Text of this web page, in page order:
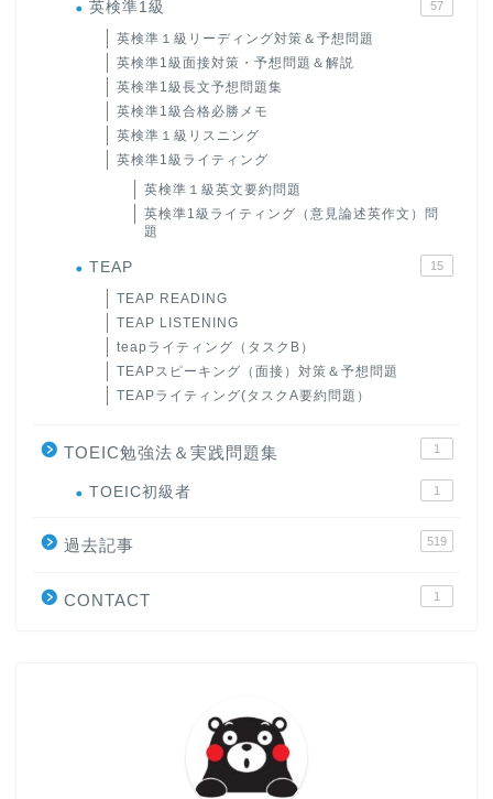
英検準1級 57
英検準１級リーディング対策＆予想問題
英検準1級面接対策・予想問題＆解説
英検準1級長文予想問題集
英検準1級合格必勝メモ
英検準１級リスニング
英検準1級ライティング
英検準１級英文要約問題
英検準1級ライティング（意見論述英作文）問
題
TEAP 15
TEAP READING
TEAP LISTENING
teapライティング（タスクB）
TEAPスピーキング（面接）対策＆予想問題
TEAPライティング(タスクA要約問題）
TOEIC勉強法＆実践問題集 1
TOEIC初級者 1
過去記事 519
CONTACT 1
大学入試英語対策講座
英語名言・格言・カッコい